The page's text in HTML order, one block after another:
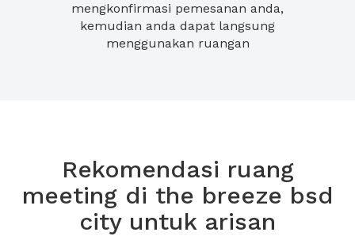
mengkonfirmasi pemesanan anda,
kemudian anda dapat langsung
menggunakan ruangan
Rekomendasi ruang
meeting di the breeze bsd
city untuk arisan